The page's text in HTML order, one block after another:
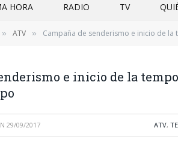
HORA RADIO TV
» ATV » Campaña de senderismo e inicio de
e inicio de la
29/09/2017 ATV,